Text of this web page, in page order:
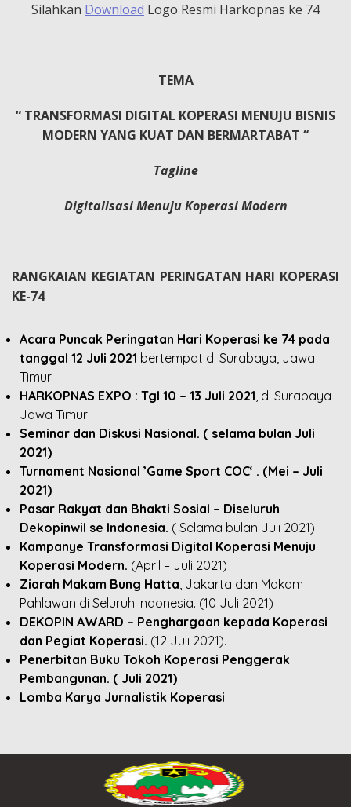
Silahkan Download Logo Resmi Harkopnas ke 74
TEMA
“ TRANSFORMASI DIGITAL KOPERASI MENUJU BISNIS
MODERN YANG KUAT DAN BERMARTABAT “
Tagline
Digitalisasi Menuju Koperasi Modern
RANGKAIAN KEGIATAN PERINGATAN HARI KOPERASI
KE-74
Acara Puncak Peringatan Hari Koperasi ke 74 pada
tanggal 12 Juli 2021 bertempat di Surabaya, Jawa
Timur
HARKOPNAS EXPO : Tgl 10 – 13 Juli 2021, di Surabaya
Jawa Timur
Seminar dan Diskusi Nasional. ( selama bulan Juli
2021)
Turnament Nasional ’Game Sport COC‘ . (Mei – Juli
2021)
Pasar Rakyat dan Bhakti Sosial – Diseluruh
Dekopinwil se Indonesia. ( Selama bulan Juli 2021)
Kampanye Transformasi Digital Koperasi Menuju
Koperasi Modern. (April – Juli 2021)
Ziarah Makam Bung Hatta, Jakarta dan Makam
Pahlawan di Seluruh Indonesia. (10 Juli 2021)
DEKOPIN AWARD – Penghargaan kepada Koperasi
dan Pegiat Koperasi. (12 Juli 2021).
Penerbitan Buku Tokoh Koperasi Penggerak
Pembangunan. ( Juli 2021)
Lomba Karya Jurnalistik Koperasi